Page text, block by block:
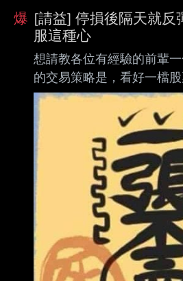
者廖珮君、黃彥宏／台北
廖珮君、黃彥宏／台北報
堂、違約交割示意圖。 記
https://i.meee.com.tw/
量放大，違約交割也同步
日表示，已責成臺灣證券
來投資
爆 [請益] 停損後隔天就反
服這種心
想請教各位有經驗的前輩
的交易策略是，看好一檔
設 5% 停損。 但最近遇到
是很多股票在跌到停損價
場了，結果隔天卻常常反
以上。 每次看到這種情況
己： 是不是應該多等一天
一點？ 可是另一方面，我
彈而延後停損，好像就是
定好的交易紀律。 想請問
怎麼處理的？ 希望能聽聽
謝！ ----- Sent fro